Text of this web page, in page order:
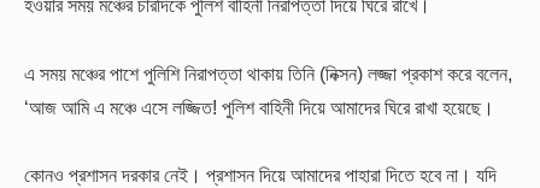
হওয়ার সময় মঞ্চের চারদিকে পুলিশ বাহিনী নিরাপত্তা দিয়ে ঘিরে রাখে।
এ সময় মঞ্চের পাশে পুলিশি নিরাপত্তা থাকায় তিনি (নিক্সন) লজ্জা প্রকাশ করে বলেন,
‘আজ আমি এ মঞ্চে এসে লজ্জিত! পুলিশ বাহিনী দিয়ে আমাদের ঘিরে রাখা হয়েছে।
কোনও প্রশাসন দরকার নেই। প্রশাসন দিয়ে আমাদের পাহারা দিতে হবে না। যদি